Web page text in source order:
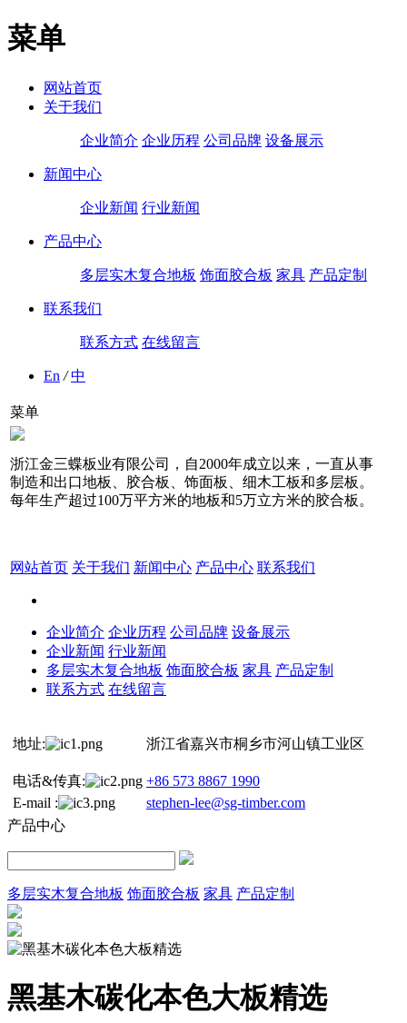
菜单
网站首页
关于我们
企业简介 企业历程 公司品牌 设备展示
新闻中心
企业新闻 行业新闻
产品中心
多层实木复合地板 饰面胶合板 家具 产品定制
联系我们
联系方式 在线留言
En /中
菜单
浙江金三蝶板业有限公司，自2000年成立以来，一直从事
制造和出口地板、胶合板、饰面板、细木工板和多层板。
每年生产超过100万平方米的地板和5万立方米的胶合板。
网站首页 关于我们 新闻中心 产品中心 联系我们
企业简介 企业历程 公司品牌 设备展示
企业新闻 行业新闻
多层实木复合地板 饰面胶合板 家具 产品定制
联系方式 在线留言
地址: 浙江省嘉兴市桐乡市河山镇工业区
电话&传真:
+86 573 8867 1990
E-mail :
stephen-lee@sg-timber.com
产品中心
多层实木复合地板 饰面胶合板 家具 产品定制
黑基木碳化本色大板精选